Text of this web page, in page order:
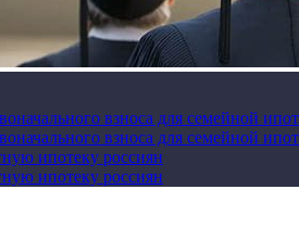
взноса для семейной
взноса для семейной
ипотеку россиян
ипотеку россиян